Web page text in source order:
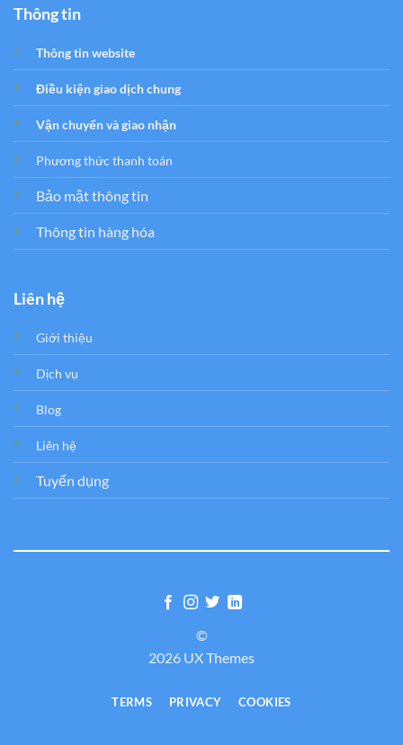
Thông tin
Thông tin website
Điều kiện giao dịch chung
Vận chuyển và giao nhận
Phương thức thanh toán
Bảo mật thông tin
Thông tin hàng hóa
Liên hệ
Giới thiệu
Dịch vụ
Blog
Liên hệ
Tuyển dụng
©
2026 UX Themes
TERMS PRIVACY COOKIES